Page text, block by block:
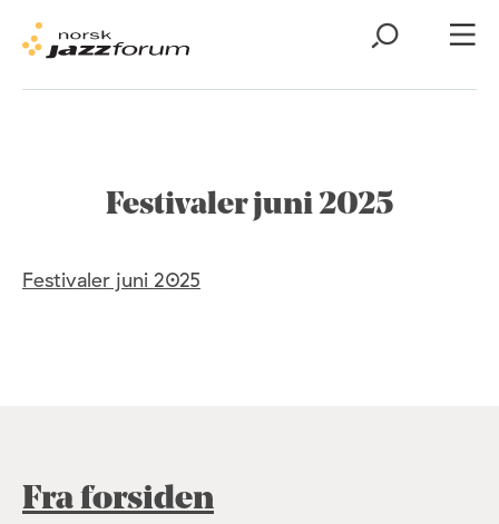
Festivaler juni 2025
Festivaler juni 2025
Fra forsiden